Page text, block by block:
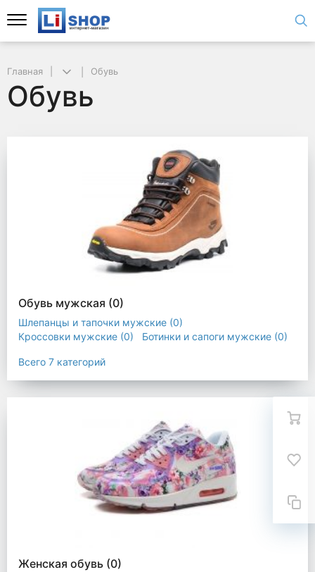
Главная Обувь
Обувь
Обувь мужская (0)
Шлепанцы и тапочки мужские (0)
Кроссовки мужские (0) Ботинки и сапоги мужские (0)
Сандали и пантолеты мужские
Другая мужская обувь(0)
Всего 7 категорий
Женская обувь (0)